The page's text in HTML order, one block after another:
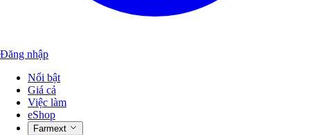
Đăng nhập
Nổi bật
Giá cả
Việc làm
eShop
Farmext